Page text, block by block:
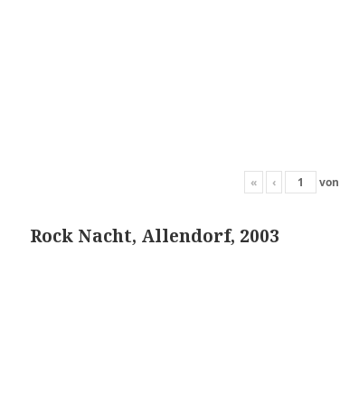
« ‹ von
Rock Nacht, Allendorf, 2003